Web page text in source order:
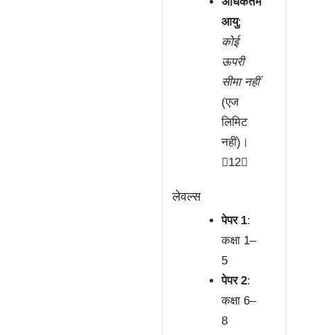
आयु:
कोई
ऊपरी
सीमा नहीं
(एज
लिमिट
नहीं)।
12
लेवल्स
पेपर 1:
कक्षा 1–
5
पेपर 2:
कक्षा 6–
8